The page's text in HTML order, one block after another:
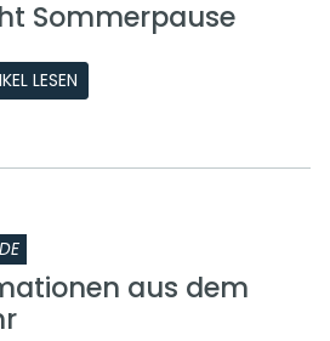
Sommerpause
LESEN
aus dem